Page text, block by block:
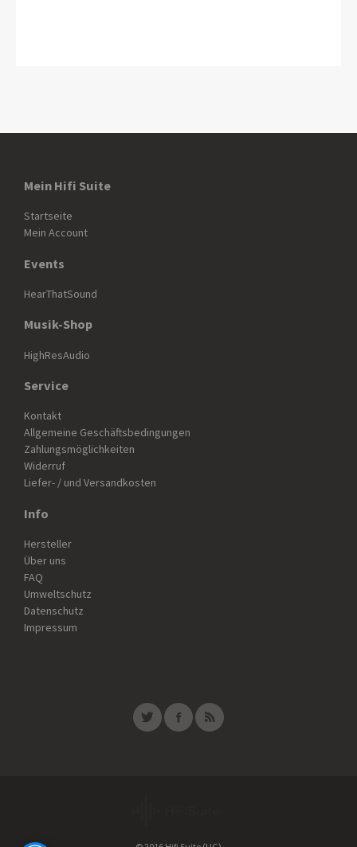
Mein Hifi Suite
Startseite
Mein Account
Events
HearThatSound
Musik-Shop
HighResAudio
Service
Kontakt
Allgemeine Geschäftsbedingungen
Zahlungsmöglichkeiten
Widerruf
Liefer- / und Versandkosten
Info
Hersteller
Über uns
FAQ
Umweltschutz
Datenschutz
Impressum